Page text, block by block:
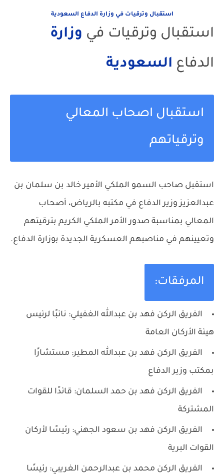
استقبال وترقيات في وزارة الدفاع السعودية
استقبال وترقيات في وزارة
الدفاع السعودية
استقبال اصحاب المعالي
وترقياتهم
استقبل صاحب السمو الملكي الأمير خالد بن سلمان بن
عبدالعزيز وزير الدفاع في مكتبه بالرياض، أصحاب
المعالي بمناسبة صدور الأمر الملكي الكريم بترقيتهم
وتعيينهم في مناصبهم العسكرية الجديدة بوزارة الدفاع.
المرفقات:
الفريق الركن فهد بن عبدالله الغفيلي: نائبًا لرئيس
هيئة الأركان العامة
الفريق الركن فهد بن عبدالله المطير: مستشارًا
بمكتب وزير الدفاع
الفريق الركن فهد بن حمد السلمان: قائدًا للقوات
المشتركة
الفريق الركن فهد بن سعود الجهني: رئيسًا لأركان
القوات البرية
الفريق الركن محمد بن عبدالرحمن الغريبي: رئيسًا